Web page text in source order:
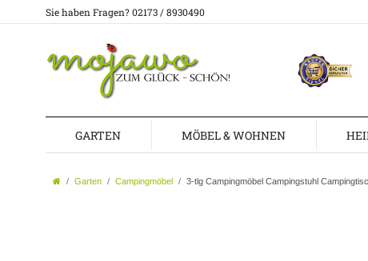
Sie haben Fragen? 02173 / 8930490
GARTEN MÖBEL & WOHNEN
Garten Campingmöbel 3-tlg Campingmöbel Campingstuhl